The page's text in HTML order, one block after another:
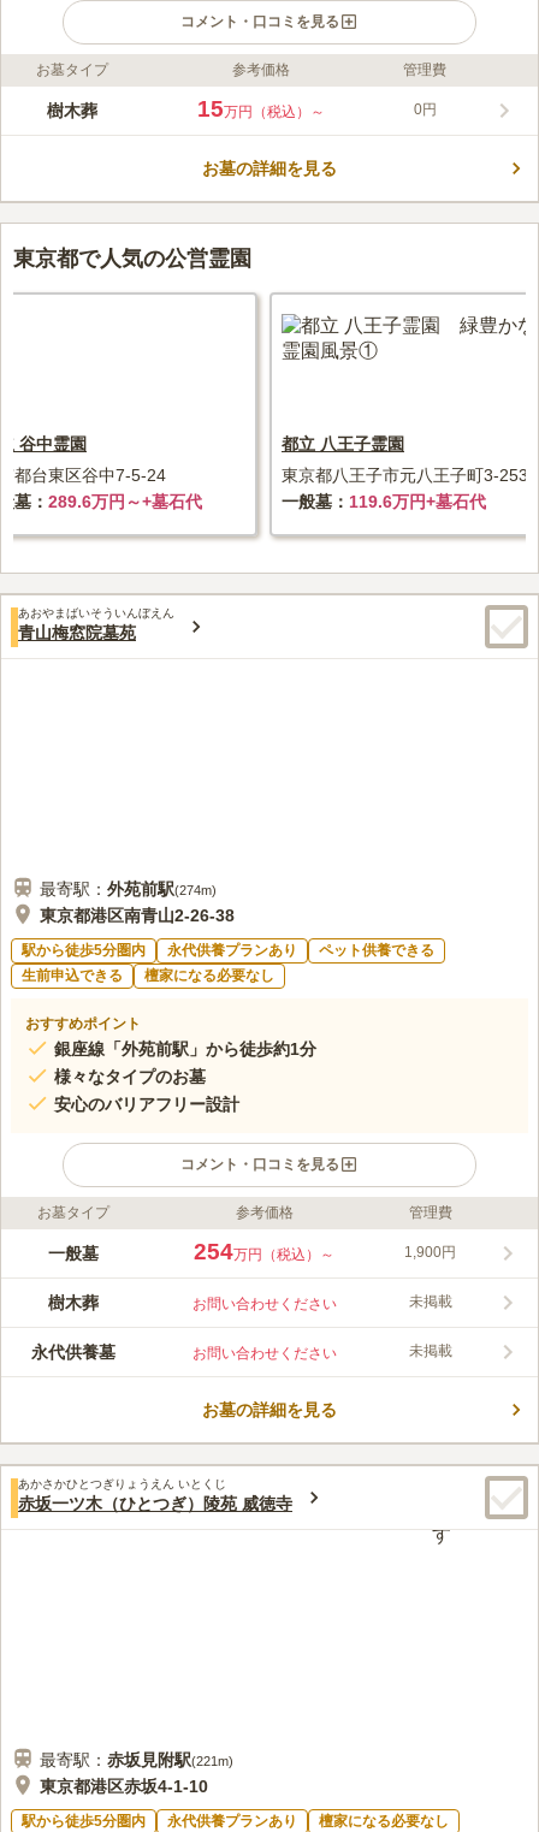
コメント・口コミを見る
ライフドット編集部のコメント
約400年の歴史を持つ光円寺の境内にオープン予定の樹木葬墓地
かからず、家族に負担を残しません。合葬墓「紅葉の碑」、個別
いただけません。詳しくはお問い合わせください。
口コミ評価
みんなの評価
4.8
東京タワーがお墓から見えるのが感動でした。 愛宕神社や東京
プリンスホテル、芝公園、増上寺と周辺には名だたる名所だらけです。
口コミの続きを読む
お墓タイプ 参考価格 管理費
樹木葬 15万円（税込）～ 0円
お墓の詳細を見る
東京都で人気の公営霊園
谷中霊園
都台東区谷中7-5-24
墓
289.6万円～+墓石代
都立 八王子霊園
東京都八王子市元八王子町3-2536
一般墓
119.6万円+墓石代
あおやまばいそういんぼえん
青山梅窓院墓苑
最寄駅： 外苑前駅(274m)
東京都港区南青山2-26-38
駅から徒歩5分圏内 永代供養プランあり
ペット供養できる
生前申込できる
檀家になる必要なし
おすすめポイント
銀座線「外苑前駅」から徒歩約1分
様々なタイプのお墓
安心のバリアフリー設計
コメント・口コミを見る
ライフドット編集部のコメント
都会的で洗練された雰囲気の青山通りにある、青山梅窓院墓苑。
す。また、近くには商業施設があるのでお参り後の散策も楽しめ
ます。江戸時代から続く由緒正しいお寺の墓地ですが、墓苑内は
る方でも安心してお参りできます。一般墓所からさまざなプラン
が用意されているので、お好みでお選び頂けます。
梅窓院は、青山通り（国道246号線があり）に面した立地で、最
寄り駅が外苑前駅ですから、飲食店もカフェもスーパーマーケットもブテ
ィックも花屋もあり、買い物やウインドウショッピングをするのも楽しい
と思います。
お墓タイプ 参考価格 管理費
一般墓 254万円（税込）～ 1,900円
樹木葬 お問い合わせください 未掲載
永代供養墓 お問い合わせください 未掲載
お墓の詳細を見る
あかさかひとつぎりょうえん いとくじ
赤坂一ツ木（ひとつぎ）陵苑 威徳寺
最寄駅： 赤坂見附駅(221m)
東京都港区赤坂4-1-10
駅から徒歩5分圏内 永代供養プランあり
檀家になる必要なし